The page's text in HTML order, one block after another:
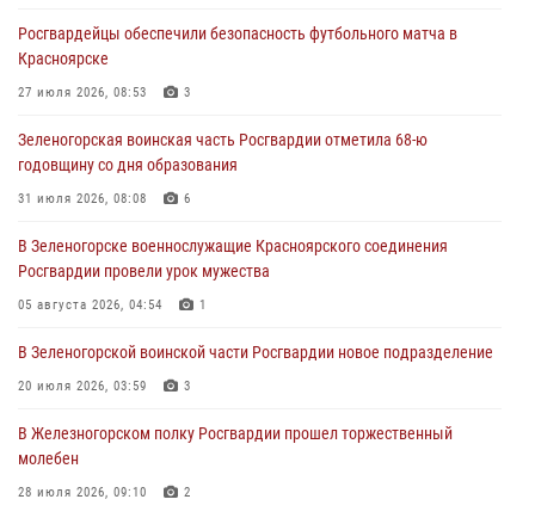
Сотрудники Росгвардии обеспечили общественный порядок во
время проведения экстремального заплыва в Дудинке
04 августа 2026, 08:36
В Красноярске сотрудники Росгвардии задержали подозреваемого
в серии краж из супермаркета
04 августа 2026, 06:50
Военнослужащие Красноярского соединения Росгвардии
познакомили отдыхающих детей с тонкостями РХБ защиты
03 августа 2026, 13:12 2
Росгвардейцы обеспечили безопасность футбольного матча в
Красноярске
27 июля 2026, 08:53 3
Зеленогорская воинская часть Росгвардии отметила 68-ю
годовщину со дня образования
31 июля 2026, 08:08 6
В Зеленогорске военнослужащие Красноярского соединения
Росгвардии провели урок мужества
05 августа 2026, 04:54 1
В Зеленогорской воинской части Росгвардии новое подразделение
20 июля 2026, 03:59 3
В Железногорском полку Росгвардии прошел торжественный
молебен
28 июля 2026, 09:10 2